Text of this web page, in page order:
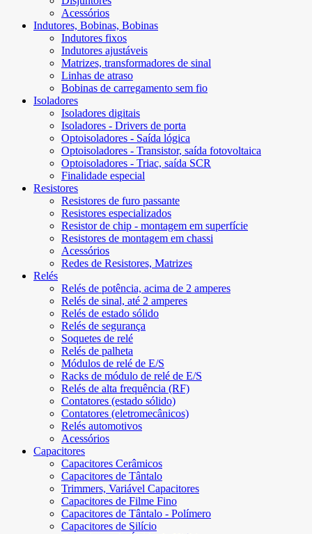
Acessórios
Indutores, Bobinas, Bobinas
Indutores fixos
Indutores ajustáveis
Matrizes, transformadores de sinal
Linhas de atraso
Bobinas de carregamento sem fio
Isoladores
Isoladores digitais
Isoladores - Drivers de porta
Optoisoladores - Saída lógica
Optoisoladores - Transistor, saída fotovoltaica
Optoisoladores - Triac, saída SCR
Finalidade especial
Resistores
Resistores de furo passante
Resistores especializados
Resistor de chip - montagem em superfície
Resistores de montagem em chassi
Acessórios
Redes de Resistores, Matrizes
Relés
Relés de potência, acima de 2 amperes
Relés de sinal, até 2 amperes
Relés de estado sólido
Relés de segurança
Soquetes de relé
Relés de palheta
Módulos de relé de E/S
Racks de módulo de relé de E/S
Relés de alta frequência (RF)
Contatores (estado sólido)
Contatores (eletromecânicos)
Relés automotivos
Acessórios
Capacitores
Capacitores Cerâmicos
Capacitores de Tântalo
Trimmers, Variável Capacitores
Capacitores de Filme Fino
Capacitores de Tântalo - Polímero
Capacitores de Silício